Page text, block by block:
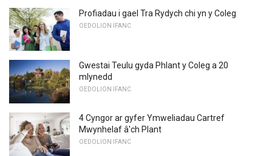
Profiadau i gael Tra Rydych chi yn y Coleg
OEDOLION IFANC
Gwestai Teulu gyda Phlant y Coleg a 20
mlynedd
OEDOLION IFANC
4 Cyngor ar gyfer Ymweliadau Cartref
Mwynhelaf â'ch Plant
OEDOLION IFANC